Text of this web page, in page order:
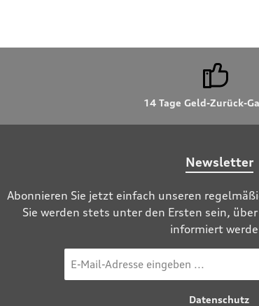
14 Tage Geld-Zurück-
Newsletter
Abonnieren Sie jetzt einfach unseren
Sie werden stets unter den Ersten sein,
informiert
Mail-
Datenschutz